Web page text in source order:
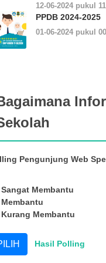
12-06-2024 pukul
PPDB 2024-2025
01-06-2024 pukul
Pengunjung Web
Membantu
Membantu
Hasil Polling